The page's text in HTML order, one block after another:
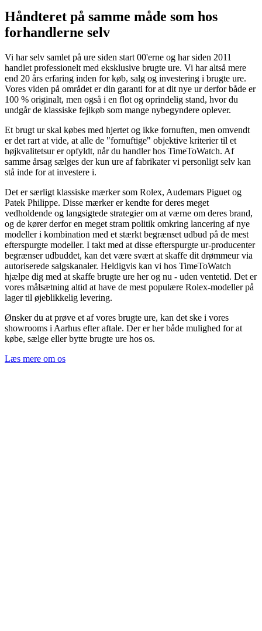
Håndteret på samme måde som hos
forhandlerne selv
Vi har selv samlet på ure siden start 00'erne og har siden 2011
handlet professionelt med eksklusive brugte ure. Vi har altså mere
end 20 års erfaring inden for køb, salg og investering i brugte ure.
Vores viden på området er din garanti for at dit nye ur derfor både er
100 % originalt, men også i en flot og oprindelig stand, hvor du
undgår de klassiske fejlkøb som mange nybegyndere oplever.
Et brugt ur skal købes med hjertet og ikke fornuften, men omvendt
er det rart at vide, at alle de "fornuftige" objektive kriterier til et
højkvalitetsur er opfyldt, når du handler hos TimeToWatch. Af
samme årsag sælges der kun ure af fabrikater vi personligt selv kan
stå inde for at investere i.
Det er særligt klassiske mærker som Rolex, Audemars Piguet og
Patek Philippe. Disse mærker er kendte for deres meget
vedholdende og langsigtede strategier om at værne om deres brand,
og de kører derfor en meget stram politik omkring lancering af nye
modeller i kombination med et stærkt begrænset udbud på de mest
efterspurgte modeller. I takt med at disse efterspurgte ur-producenter
begrænser udbuddet, kan det være svært at skaffe dit drømmeur via
autoriserede salgskanaler. Heldigvis kan vi hos TimeToWatch
hjælpe dig med at skaffe brugte ure her og nu - uden ventetid. Det er
vores målsætning altid at have de mest populære Rolex-modeller på
lager til øjeblikkelig levering.
Ønsker du at prøve et af vores brugte ure, kan det ske i vores
showrooms i Aarhus efter aftale. Der er her både mulighed for at
købe, sælge eller bytte brugte ure hos os.
Læs mere om os